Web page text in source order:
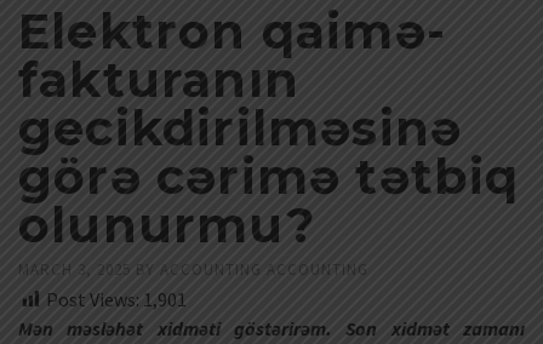
Elektron qaimə-
fakturanın
gecikdirilməsinə
görə cərimə tətbiq
olunurmu?
MARCH 3, 2025 BY ACCOUNTING ACCOUNTING
Post Views: 1,901
Mən məsləhət xidməti göstərirəm. Son xidmət zamanı